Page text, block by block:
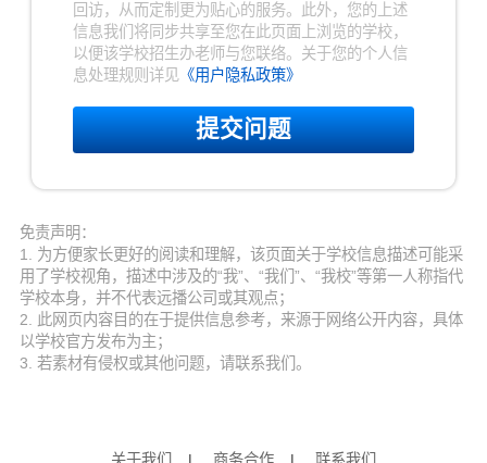
回访，从而定制更为贴心的服务。此外，您的上述
信息我们将同步共享至您在此页面上浏览的学校，
以便该学校招生办老师与您联络。关于您的个人信
息处理规则详见《用户隐私政策》
提交问题
免责声明：
1. 为方便家长更好的阅读和理解，该页面关于学校信息描述可能采
用了学校视角，描述中涉及的“我”、“我们”、“我校”等第一人称指代
学校本身，并不代表远播公司或其观点；
2. 此网页内容目的在于提供信息参考，来源于网络公开内容，具体
以学校官方发布为主；
3. 若素材有侵权或其他问题，请联系我们。
关于我们 | 商务合作 | 联系我们